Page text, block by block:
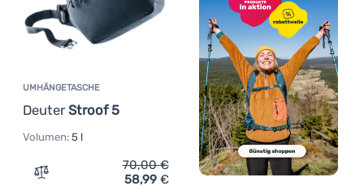
UMHÄNGETASCHE
Deuter Stroof 5
Volumen: 5 l
Zum Vergleich 'Umhängetasche Deuter Stroof 5'
70,00€
58,99 €